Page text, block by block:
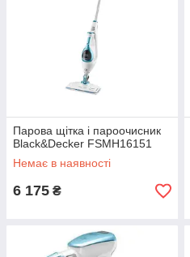
Парова щітка і пароочисник
Black&Decker FSMH16151
Немає в наявності
6 175 ₴